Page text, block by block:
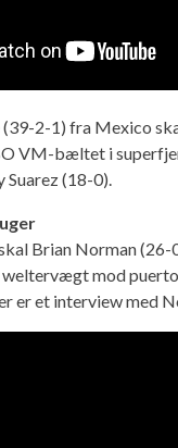
2-1) fra Mexico
VM-bæltet i
(18-0).
Brian Norman
mod
er et interview med